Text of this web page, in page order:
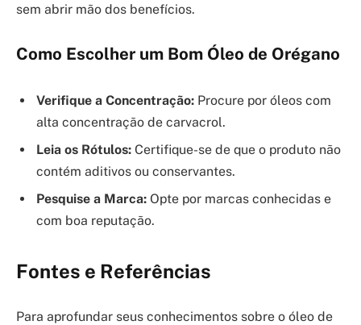
sem abrir mão dos benefícios.
Como Escolher um Bom Óleo de Orégano
Verifique a Concentração: Procure por óleos com
alta concentração de carvacrol.
Leia os Rótulos: Certifique-se de que o produto não
contém aditivos ou conservantes.
Pesquise a Marca: Opte por marcas conhecidas e
com boa reputação.
Fontes e Referências
Para aprofundar seus conhecimentos sobre o óleo de